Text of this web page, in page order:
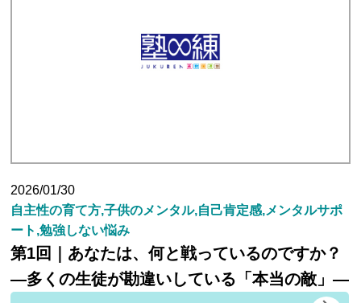
生徒さんの塾∞練体験インタビュー
合格実績
よくあるご質問
2026/01/30
自主性の育て方,子供のメンタル,自己肯定感,メンタルサポ
ート,勉強しない悩み
第1回｜あなたは、何と戦っているのですか？
―多くの生徒が勘違いしている「本当の敵」―